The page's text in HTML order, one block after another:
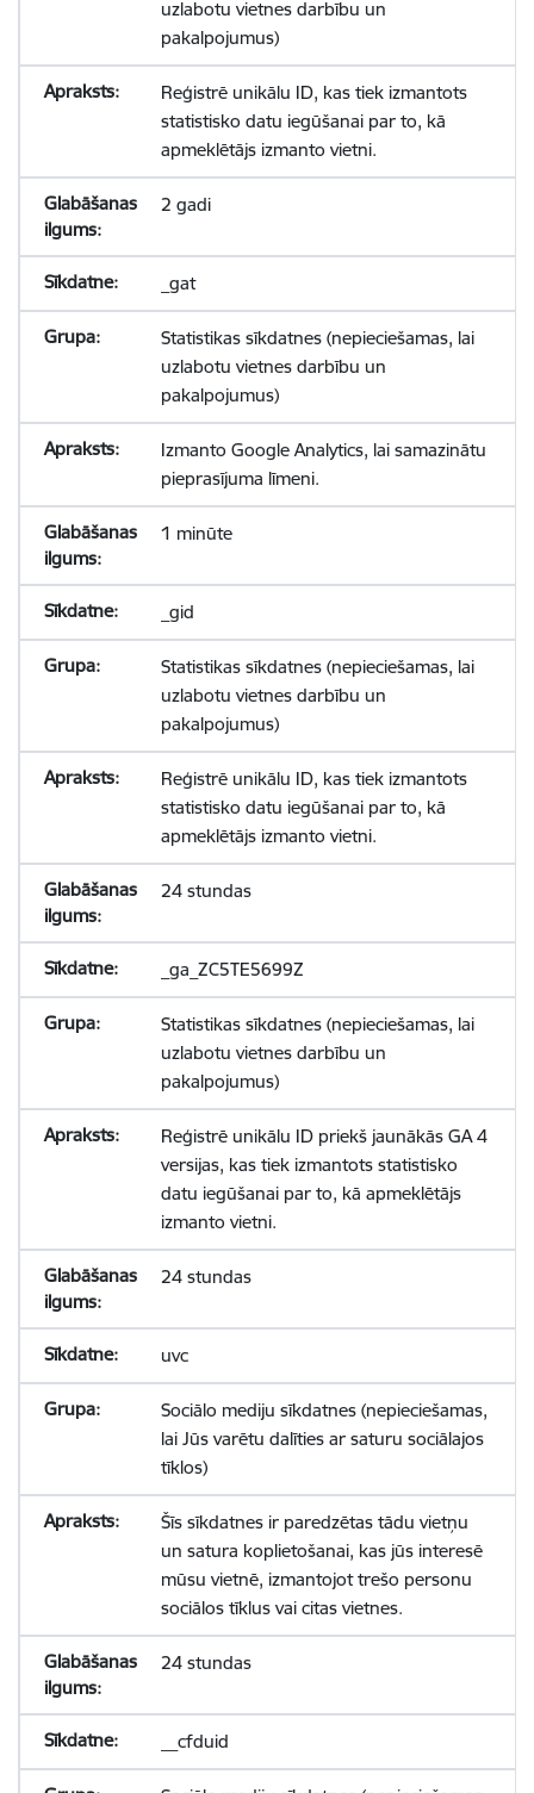
uzlabotu vietnes darbību un
pakalpojumus)
Reģistrē unikālu ID, kas tiek izmantots
statistisko datu iegūšanai par to, kā
apmeklētājs izmanto vietni.
2 gadi
_gat
Statistikas sīkdatnes (nepieciešamas, lai
uzlabotu vietnes darbību un
pakalpojumus)
Izmanto Google Analytics, lai samazinātu
pieprasījuma līmeni.
1 minūte
_gid
Statistikas sīkdatnes (nepieciešamas, lai
uzlabotu vietnes darbību un
pakalpojumus)
Reģistrē unikālu ID, kas tiek izmantots
statistisko datu iegūšanai par to, kā
apmeklētājs izmanto vietni.
24 stundas
_ga_ZC5TE5699Z
Statistikas sīkdatnes (nepieciešamas, lai
uzlabotu vietnes darbību un
pakalpojumus)
Reģistrē unikālu ID priekš jaunākās GA 4
versijas, kas tiek izmantots statistisko
datu iegūšanai par to, kā apmeklētājs
izmanto vietni.
24 stundas
uvc
Sociālo mediju sīkdatnes (nepieciešamas,
lai Jūs varētu dalīties ar saturu sociālajos
tīklos)
Šīs sīkdatnes ir paredzētas tādu vietņu
un satura koplietošanai, kas jūs interesē
mūsu vietnē, izmantojot trešo personu
sociālos tīklus vai citas vietnes.
24 stundas
__cfduid